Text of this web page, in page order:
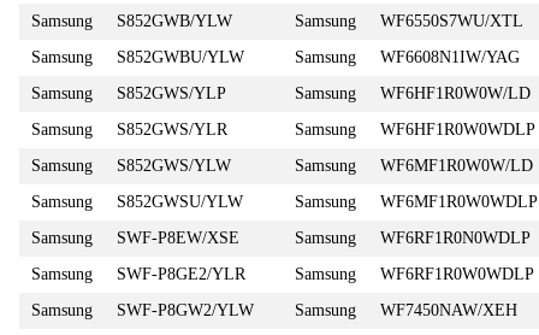
Samsung
S852GWB/YLW Samsung
WF6550S7WU/XTL
Samsung
S852GWBU/YLW Samsung
WF6608N1IW/YAG
Samsung
S852GWS/YLP Samsung
WF6HF1R0W0W/LD
Samsung
S852GWS/YLR Samsung
WF6HF1R0W0WDLP
Samsung
S852GWS/YLW Samsung
WF6MF1R0W0W/LD
Samsung
S852GWSU/YLW Samsung
WF6MF1R0W0WDLP
Samsung
SWF-P8EW/XSE Samsung
WF6RF1R0N0WDLP
Samsung
SWF-P8GE2/YLR Samsung
WF6RF1R0W0WDLP
Samsung
SWF-P8GW2/YLW Samsung
WF7450NAW/XEH